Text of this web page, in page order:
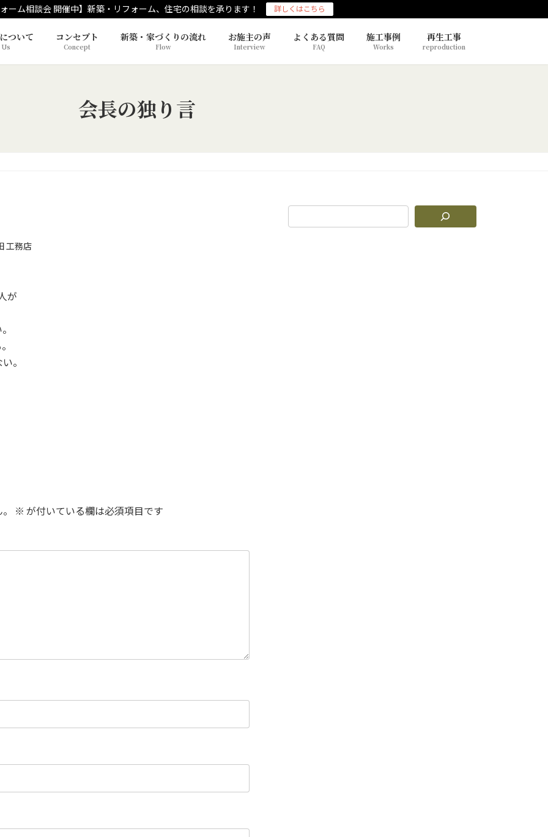
ォーム相談会 開催中】新築・リフォーム、住宅の相談を承ります！ 詳しくはこちら
ついて コンセプト
Concept
新築・家づくりの流れ
Flow
お施主の声
Interview
よくある質問
FAQ
施工事例
Works
再生工事
reproduction
会長の独り言
工務店
が
。
※ が付いている欄は必須項目です